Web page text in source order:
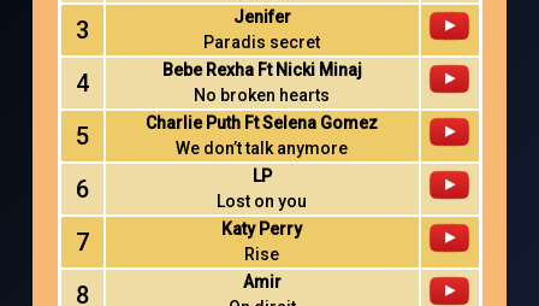
3
Jenifer
Paradis secret
4
Bebe Rexha Ft Nicki Minaj
No broken hearts
5
Charlie Puth Ft Selena Gomez
We don’t talk anymore
6
LP
Lost on you
7
Katy Perry
Rise
8
Amir